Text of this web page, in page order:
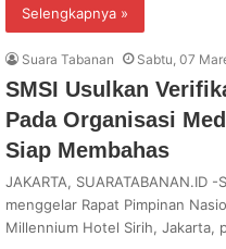
Selengkapnya »
Suara Tabanan Sabtu, 07
SMSI Usulkan
Pada Organisasi
Siap Membahas
JAKARTA, SUARATABANAN.ID
menggelar Rapat Pimpinan
Millennium Hotel Sirih, Jakarta,